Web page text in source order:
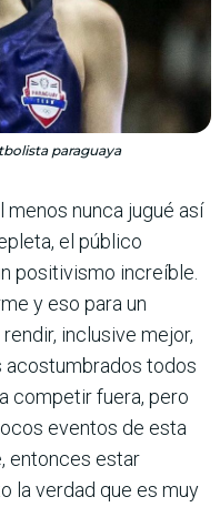
paraguaya
menos nunca jugué así
el público
positi­vismo increíble.
y eso para un
inclusive mejor,
todos
competir fuera, pero
eventos de esta
entonces estar
la verdad que es muy